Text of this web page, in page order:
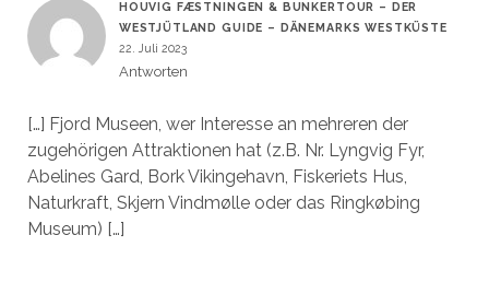
HOUVIG FÆSTNINGEN & BUNKERTOUR – DER
WESTJÜTLAND GUIDE – DÄNEMARKS WESTKÜSTE
22. Juli 2023
Antworten
[…] Fjord Museen, wer Interesse an mehreren der
zugehörigen Attraktionen hat (z.B. Nr. Lyngvig Fyr,
Abelines Gard, Bork Vikingehavn, Fiskeriets Hus,
Naturkraft, Skjern Vindmølle oder das Ringkøbing
Museum) […]